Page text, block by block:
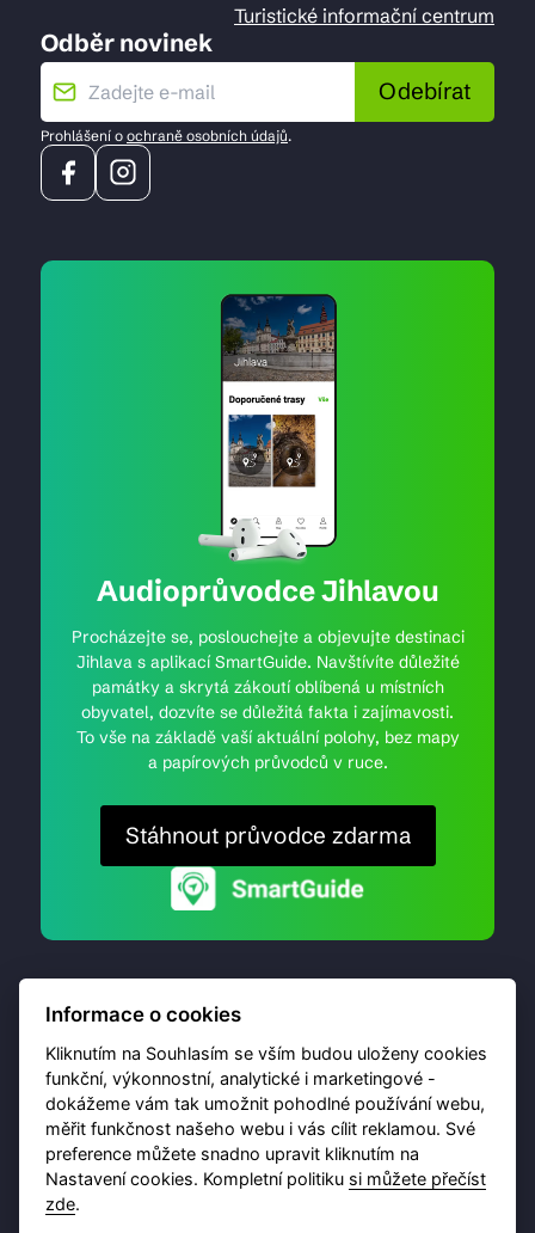
Turistické informační centrum
Odběr novinek
Odebírat
Prohlášení o ochraně osobních údajů.
Audioprůvodce Jihlavou
Procházejte se, poslouchejte a objevujte destinaci
Jihlava s aplikací SmartGuide. Navštívíte důležité
památky a skrytá zákoutí oblíbená u místních
obyvatel, dozvíte se důležitá fakta i zajímavosti.
To vše na základě vaší aktuální polohy, bez mapy
a papírových průvodců v ruce.
Stáhnout průvodce zdarma
© 2026 Destinační portál provozujeBrána Jihlavy,
příspěvková organizace. Všechna práva vyhrazena.
Ochrana osobních údajů
Informace o cookies
Kliknutím na Souhlasím se vším budou uloženy cookies
funkční, výkonnostní, analytické i marketingové -
dokážeme vám tak umožnit pohodlné používání webu,
měřit funkčnost našeho webu i vás cílit reklamou. Své
preference můžete snadno upravit kliknutím na
Nastavení cookies. Kompletní politiku si můžete přečíst
zde.